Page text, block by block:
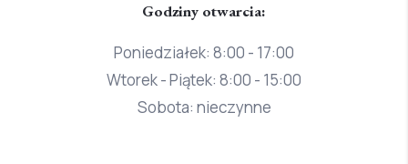
Godziny otwarcia:
Poniedziałek: 8:00 - 17:00
Wtorek - Piątek: 8:00 - 15:00
Sobota: nieczynne